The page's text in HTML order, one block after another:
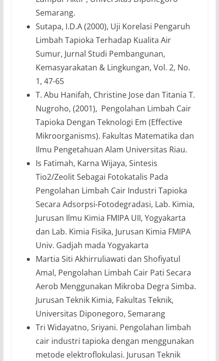
Semarang.
Sutapa, I.D.A (2000), Uji Korelasi Pengaruh
Limbah Tapioka Terhadap Kualita Air
Sumur, Jurnal Studi Pembangunan,
Kemasyarakatan & Lingkungan, Vol. 2, No.
1, 47-65
T. Abu Hanifah, Christine Jose dan Titania T.
Nugroho, (2001), Pengolahan Limbah Cair
Tapioka Dengan Teknologi Em (Effective
Mikroorganisms). Fakultas Matematika dan
Ilmu Pengetahuan Alam Universitas Riau.
Is Fatimah, Karna Wijaya, Sintesis
Tio2/Zeolit Sebagai Fotokatalis Pada
Pengolahan Limbah Cair Industri Tapioka
Secara Adsorpsi-Fotodegradasi, Lab. Kimia,
Jurusan Ilmu Kimia FMIPA UII, Yogyakarta
dan Lab. Kimia Fisika, Jurusan Kimia FMIPA
Univ. Gadjah mada Yogyakarta
Martia Siti Akhirruliawati dan Shofiyatul
Amal, Pengolahan Limbah Cair Pati Secara
Aerob Menggunakan Mikroba Degra Simba.
Jurusan Teknik Kimia, Fakultas Teknik,
Universitas Diponegoro, Semarang
Tri Widayatno, Sriyani. Pengolahan limbah
cair industri tapioka dengan menggunakan
metode elektroflokulasi. Jurusan Teknik